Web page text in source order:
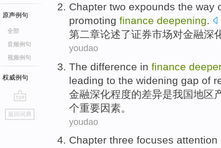
原声例句
全部
音频例句
视频例句
权威例句
go
top
返回词典
Chapter two expounds the way
promoting finance deepening.
第二章论述了证券市场对金融深
youdao
The difference in finance
leading to the widening gap of
金融深化程度的差异是我国地区
个重要因素 。
youdao
Chapter three focuses attention